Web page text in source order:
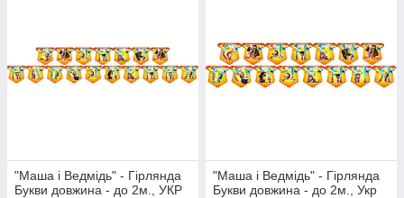
"Маша і Ведмідь" - Гірлянда
Букви довжина - до 2м., УКР
"Маша і Ведмідь" - Гірлянда
Букви довжина - до 2м., Укр